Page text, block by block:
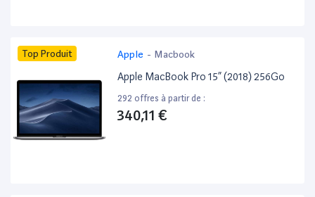
Top Produit Apple - Macbook
Apple MacBook Pro 15” (2018) 256Go
292 offres à partir de :
340,11 €